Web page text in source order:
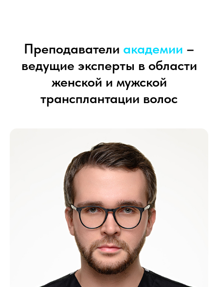
Преподаватели академии –
ведущие эксперты в области
женской и мужской
трансплантации волос